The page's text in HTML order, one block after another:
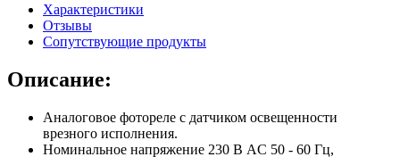
Характеристики
Отзывы
Сопутствующие продукты
Описание:
Аналоговое фотореле с датчиком освещенности
врезного исполнения.
Номинальное напряжение 230 В AC 50 - 60 Гц,